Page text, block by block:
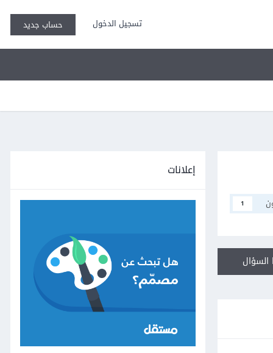
تسجيل الدخول حساب جديد
1
إعلانات